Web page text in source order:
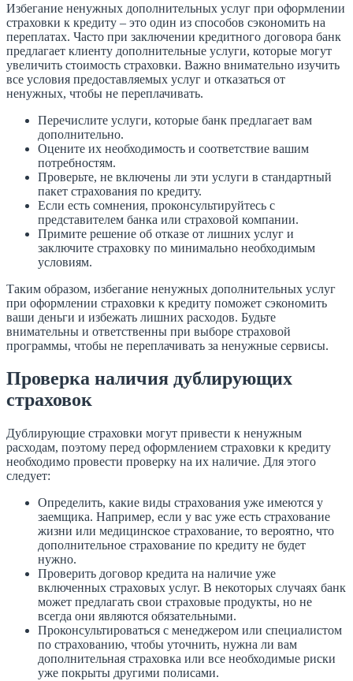
Избегание ненужных дополнительных услуг при оформлении
страховки к кредиту – это один из способов сэкономить на
переплатах. Часто при заключении кредитного договора банк
предлагает клиенту дополнительные услуги, которые могут
увеличить стоимость страховки. Важно внимательно изучить
все условия предоставляемых услуг и отказаться от
ненужных, чтобы не переплачивать.
Перечислите услуги, которые банк предлагает вам
дополнительно.
Оцените их необходимость и соответствие вашим
потребностям.
Проверьте, не включены ли эти услуги в стандартный
пакет страхования по кредиту.
Если есть сомнения, проконсультируйтесь с
представителем банка или страховой компании.
Примите решение об отказе от лишних услуг и
заключите страховку по минимально необходимым
условиям.
Таким образом, избегание ненужных дополнительных услуг
при оформлении страховки к кредиту поможет сэкономить
ваши деньги и избежать лишних расходов. Будьте
внимательны и ответственны при выборе страховой
программы, чтобы не переплачивать за ненужные сервисы.
Проверка наличия дублирующих
страховок
Дублирующие страховки могут привести к ненужным
расходам, поэтому перед оформлением страховки к кредиту
необходимо провести проверку на их наличие. Для этого
следует:
Определить, какие виды страхования уже имеются у
заемщика. Например, если у вас уже есть страхование
жизни или медицинское страхование, то вероятно, что
дополнительное страхование по кредиту не будет
нужно.
Проверить договор кредита на наличие уже
включенных страховых услуг. В некоторых случаях банк
может предлагать свои страховые продукты, но не
всегда они являются обязательными.
Проконсультироваться с менеджером или специалистом
по страхованию, чтобы уточнить, нужна ли вам
дополнительная страховка или все необходимые риски
уже покрыты другими полисами.